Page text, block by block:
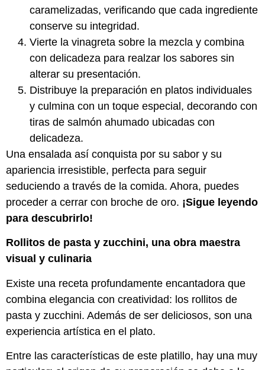
caramelizadas, verificando que cada ingrediente
conserve su integridad.
Vierte la vinagreta sobre la mezcla y combina
con delicadeza para realzar los sabores sin
alterar su presentación.
Distribuye la preparación en platos individuales
y culmina con un toque especial, decorando con
tiras de salmón ahumado ubicadas con
delicadeza.
Una ensalada así conquista por su sabor y su
apariencia irresistible, perfecta para seguir
seduciendo a través de la comida. Ahora, puedes
proceder a cerrar con broche de oro. ¡Sigue leyendo
para descubrirlo!
Rollitos de pasta y zucchini, una obra maestra
visual y culinaria
Existe una receta profundamente encantadora que
combina elegancia con creatividad: los rollitos de
pasta y zucchini. Además de ser deliciosos, son una
experiencia artística en el plato.
Entre las características de este platillo, hay una muy